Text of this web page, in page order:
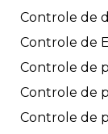
Controle de
Controle de
Controle de
Controle de
Controle de